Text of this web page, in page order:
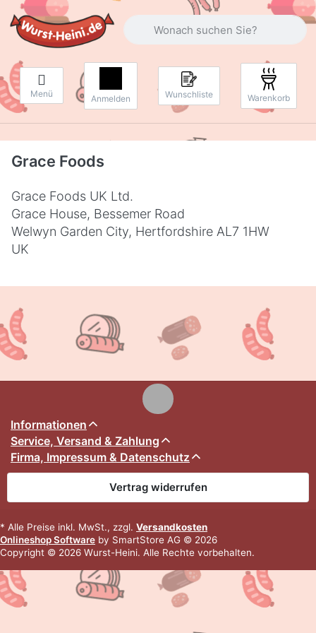
Geben Sie einen Suchbegriff ein.
Menü Anmelden Wunschliste Warenkorb
Grace Foods
Grace Foods UK Ltd.
Grace House, Bessemer Road
Welwyn Garden City, Hertfordshire AL7 1HW
UK
Informationen
Service, Versand & Zahlung
Firma, Impressum & Datenschutz
Vertrag widerrufen
* Alle Preise inkl. MwSt., zzgl. Versandkosten
Onlineshop Software by SmartStore AG © 2026
Copyright © 2026 Wurst-Heini. Alle Rechte vorbehalten.